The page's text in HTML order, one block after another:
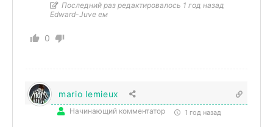
Последний раз редактировалось 1 год назад
Edward-Juve ем
0
mario lemieux
Начинающий комментатор 1 год назад